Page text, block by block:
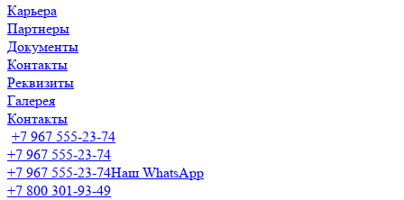
Карьера
Партнеры
Документы
Контакты
Реквизиты
Галерея
Контакты
+7 967 555-23-74
+7 967 555-23-74
+7 967 555-23-74Наш WhatsApp
+7 800 301-93-49